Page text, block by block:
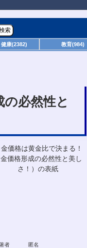
康(2382) 教育(984)
必然性と
者 匿名